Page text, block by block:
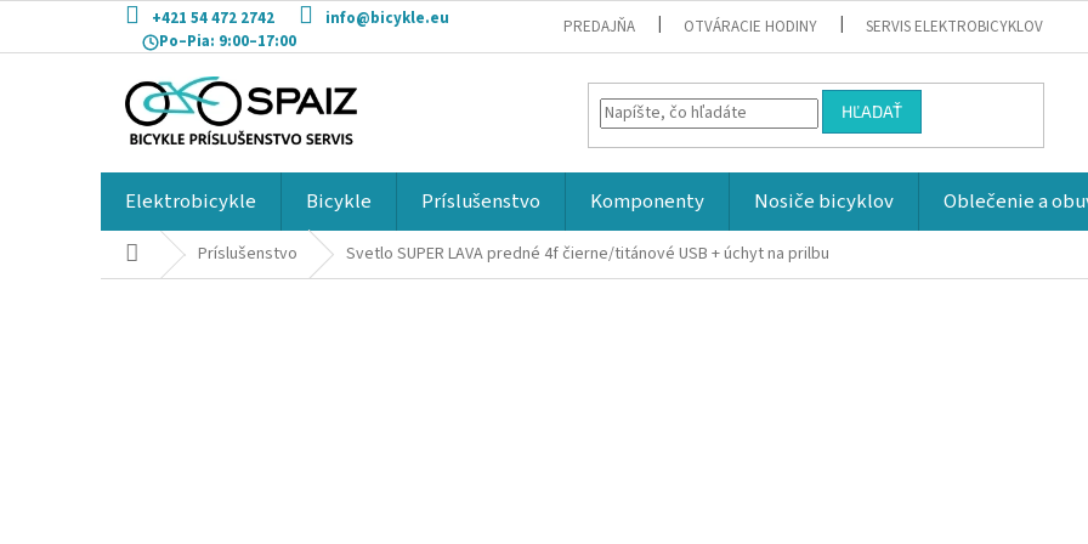
obsah
+421 54 472 2742
info@bicykle.eu
Po–Pia: 9:00–17:00
PREDAJŇA OTVÁRACIE HODINY SERVIS ELEKTROBICYKLOV
HĽADAŤ
Elektrobicykle Bicykle Príslušenstvo Komponenty Nosiče bicyklov Oblečenie a
DomovPríslušenstvo Svetlo SUPER LAVA predné 4f čierne/titánové USB + úchyt na prilbu